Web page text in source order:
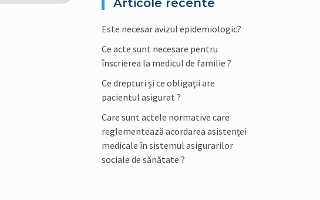
Este necesar avizul epidemiologic?
Ce acte sunt necesare pentru
înscrierea la medicul de familie ?
Ce drepturi şi ce obligaţii are
pacientul asigurat ?
Care sunt actele normative care
reglementează acordarea asistenţei
medicale în sistemul asigurarilor
sociale de sănătate ?